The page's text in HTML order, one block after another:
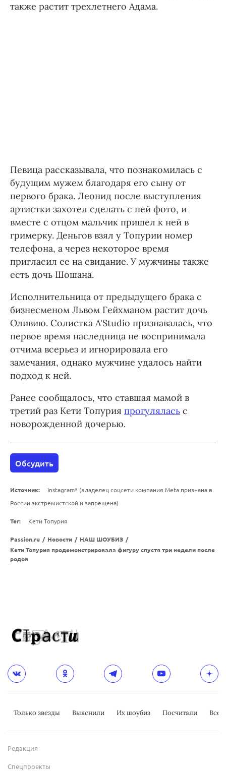
также растит трехлетнего Адама.
Певица рассказывала, что познакомилась с
будущим мужем благодаря его сыну от
первого брака. Леонид после выступления
артистки захотел сделать с ней фото, и
вместе с отцом мальчик пришел к ней в
гримерку. Деньгов взял у Топурии номер
телефона, а через некоторое время
пригласил ее на свидание. У мужчины также
есть дочь Шошана.
Исполнительница от предыдущего брака с
бизнесменом Львом Гейхманом растит дочь
Оливию. Солистка A'Studio признавалась, что
первое время наследница не воспринимала
отчима всерьез и игнорировала его
замечания, однако мужчине удалось найти
подход к ней.
Ранее сообщалось, что ставшая мамой в
третий раз Кети Топурия прогулялась с
новорожденной дочерью.
Обсудить
Источник:
Instagram* (владелец соцсети компания Meta признана в
России экстремистской и запрещена)
Тег: Кети Топурия
Passion.ru / Новости / НАШ ШОУБИЗ /
Кети Топурия продемонстрировала фигуру спустя три недели после
родов
Только звезды Выяснили Их шоубиз Посчитали
Редакция
Спецпроекты